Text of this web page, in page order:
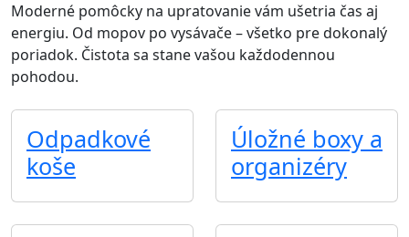
Moderné pomôcky na upratovanie vám ušetria čas aj
energiu. Od mopov po vysávače – všetko pre dokonalý
poriadok. Čistota sa stane vašou každodennou
pohodou.
Odpadkové
koše
Úložné boxy a
organizéry